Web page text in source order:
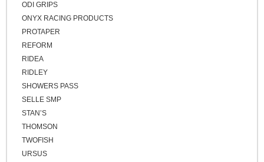
ODI GRIPS
ONYX RACING PRODUCTS
PROTAPER
REFORM
RIDEA
RIDLEY
SHOWERS PASS
SELLE SMP
STAN’S
THOMSON
TWOFISH
URSUS